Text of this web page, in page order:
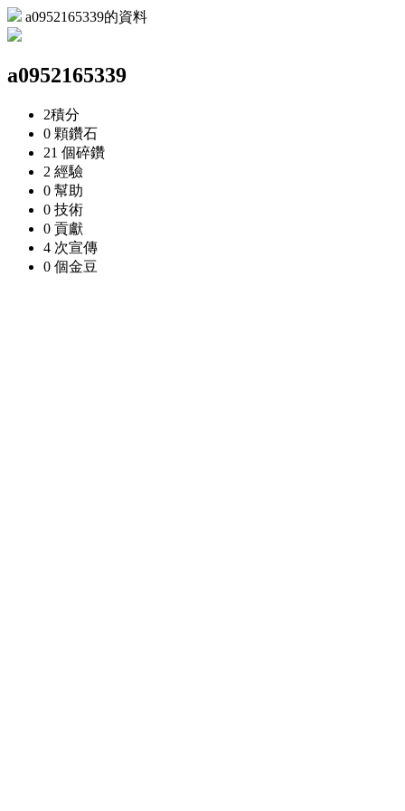
a0952165339的資料
a0952165339
2積分
0 顆鑽石
21 個碎鑽
2 經驗
0 幫助
0 技術
0 貢獻
4 次宣傳
0 個金豆